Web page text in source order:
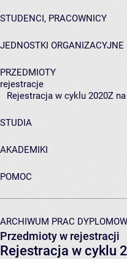
STUDENCI, PRACOWNICY
JEDNOSTKI ORGANIZACYJNE
PRZEDMIOTY
rejestracje
Rejestracja w cyklu 2020Z
STUDIA
AKADEMIKI
POMOC
ARCHIWUM PRAC
Przedmioty w rejestracji
Rejestracja w cyklu